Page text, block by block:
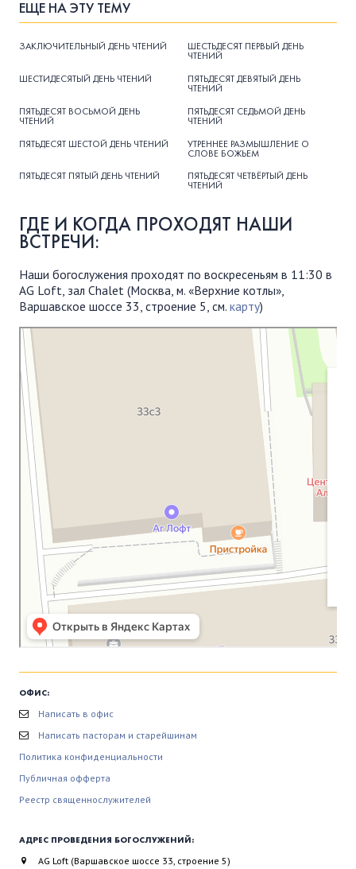
ЕЩЕ НА ЭТУ ТЕМУ
ЗАКЛЮЧИТЕЛЬНЫЙ ДЕНЬ ЧТЕНИЙ ШЕСТЬДЕСЯТ ПЕРВЫЙ ДЕНЬ
ЧТЕНИЙ
ШЕСТИДЕСЯТЫЙ ДЕНЬ ЧТЕНИЙ
ПЯТЬДЕСЯТ ДЕВЯТЫЙ ДЕНЬ
ЧТЕНИЙ
ПЯТЬДЕСЯТ ВОСЬМОЙ ДЕНЬ
ЧТЕНИЙ
ПЯТЬДЕСЯТ СЕДЬМОЙ ДЕНЬ
ЧТЕНИЙ
ПЯТЬДЕСЯТ ШЕСТОЙ ДЕНЬ ЧТЕНИЙ
УТРЕННЕЕ РАЗМЫШЛЕНИЕ О
СЛОВЕ БОЖЬЕМ
ПЯТЬДЕСЯТ ПЯТЫЙ ДЕНЬ ЧТЕНИЙ
ПЯТЬДЕСЯТ ЧЕТВЁРТЫЙ ДЕНЬ
ЧТЕНИЙ
ГДЕ И КОГДА ПРОХОДЯТ НАШИ
ВСТРЕЧИ:
Наши богослужения проходят по воскресеньям в 11:30 в
AG Loft, зал Chalet (Москва, м. «Верхние котлы»,
Варшавское шоссе 33, строение 5, см. карту)
Московская Библейская Церковь
Протестантская церковь в Москве
ОФИС:
Написать в офис
Написать пасторам и старейшинам
Политика конфиденциальности
Публичная офферта
Реестр священнослужителей
АДРЕС ПРОВЕДЕНИЯ БОГОСЛУЖЕНИЙ:
AG Loft (Варшавское шоссе 33, строение 5)